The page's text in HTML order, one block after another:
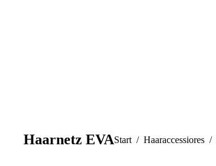
Haarnetz EVASie befinden sich hier:
Start Haaraccessiores